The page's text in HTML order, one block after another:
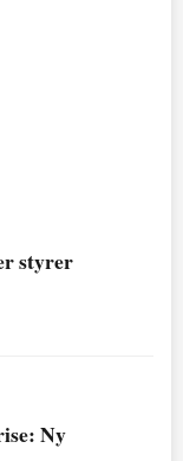
styrer
Ny